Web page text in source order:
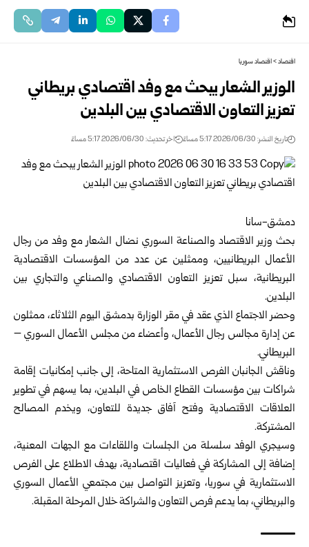
اقتصاد>اقتصاد سوريا
الوزير الشعار يبحث مع وفد اقتصادي بريطاني
‏تعزيز التعاون الاقتصادي بين البلدين
تاريخ النشر: 2026/06/30 5:17 مساءً اخر تحديث: 2026/06/30 5:17 مساءً
دمشق-سانا‏
بحث وزير الاقتصاد والصناعة السوري نضال ‏الشعار مع وفد من رجال
الأعمال البريطانيين، ‏وممثلين عن عدد من المؤسسات الاقتصادية
‏البريطانية، سبل تعزيز التعاون الاقتصادي ‏والصناعي والتجاري بين
البلدين‎.‎
وحضر الاجتماع الذي عقد في مقر الوزارة بدمشق ‏اليوم الثلاثاء، ممثلون
عن إدارة مجالس رجال ‏الأعمال، وأعضاء من مجلس الأعمال السوري –
‏البريطاني‎.‎
وناقش الجانبان الفرص الاستثمارية المتاحة، إلى ‏جانب إمكانيات إقامة
شراكات بين مؤسسات القطاع ‏الخاص في البلدين، بما يسهم في تطوير
العلاقات ‏الاقتصادية وفتح آفاق جديدة للتعاون، ويخدم ‏المصالح
المشتركة‎.‎
وسيجري الوفد سلسلة من الجلسات واللقاءات مع ‏الجهات المعنية،
إضافة إلى المشاركة في فعاليات ‏اقتصادية، بهدف الاطلاع على الفرص
الاستثمارية ‏في سوريا، وتعزيز التواصل بين مجتمعي الأعمال ‏السوري
والبريطاني، بما يدعم فرص التعاون ‏والشراكة خلال المرحلة المقبلة‎.‎